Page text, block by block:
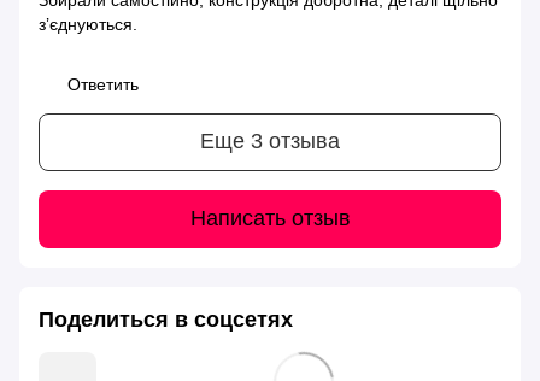
з’єднуються.
Ответить
Еще 3 отзыва
Написать отзыв
Поделиться в соцсетях